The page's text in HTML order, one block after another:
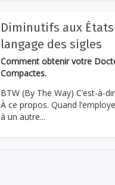
Diminutifs aux
langage des sigles
Comment obtenir votre
Compactes.
BTW (By The Way) C’est-à-
À ce propos. Quand
à un autre...